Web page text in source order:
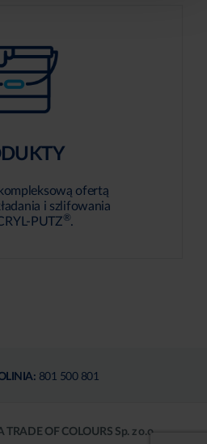
ofertą
i szlifowania
PUTZ®.
801 500 801
TRADE OF COLOURS Sp. z o.o.